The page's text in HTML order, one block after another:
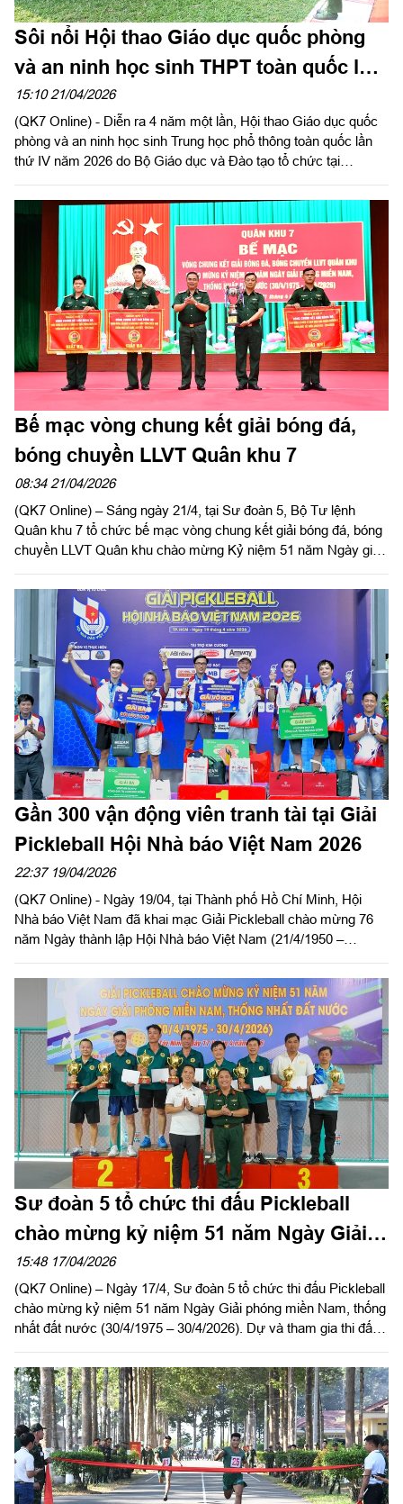
Sôi nổi Hội thao Giáo dục quốc phòng
và an ninh học sinh THPT toàn quốc lần
thứ IV năm 2026
15:10 21/04/2026
(QK7 Online) - Diễn ra 4 năm một lần, Hội thao Giáo dục quốc
phòng và an ninh học sinh Trung học phổ thông toàn quốc lần
thứ IV năm 2026 do Bộ Giáo dục và Đào tạo tổ chức tại
33 đoàn đến từ các tỉnh, thành phố trên cả nước với gần 1000
huấn luyện viên, vận động viên. Đây là dịp để kiểm tra, đánh giá
chất lượng dạy học thực tế môn Giáo dục quốc phòng và an
ninh tại các cơ sở giáo dục, đồng thời phát hiện những tập thể,
cá nhân xuất sắc, góp phần lan tỏa phong trào thi đua học tập,
rèn luyện trong học sinh trên phạm vi cả nước.
Bế mạc vòng chung kết giải bóng đá,
bóng chuyền LLVT Quân khu 7
08:34 21/04/2026
(QK7 Online) – Sáng ngày 21/4, tại Sư đoàn 5, Bộ Tư lệnh
Quân khu 7 tổ chức bế mạc vòng chung kết giải bóng đá, bóng
chuyền LLVT Quân khu chào mừng Kỷ niệm 51 năm Ngày giải
Thiếu tướng Lê Xuân Bình, Phó Tư lệnh, Tham mưu trưởng
Quân khu dự và phát biểu bế mạc. Dự bế mạc có Thủ trưởng
các cơ quan, đơn vị trong LLVT Quân khu 7.
Gần 300 vận động viên tranh tài tại Giải
Pickleball Hội Nhà báo Việt Nam 2026
22:37 19/04/2026
(QK7 Online) - Ngày 19/04, tại Thành phố Hồ Chí Minh, Hội
Nhà báo Việt Nam đã khai mạc Giải Pickleball chào mừng 76
năm Ngày thành lập Hội Nhà báo Việt Nam (21/4/1950 –
hơn 30 cơ quan báo chí Trung ương và địa phương.
Sư đoàn 5 tổ chức thi đấu Pickleball
chào mừng kỷ niệm 51 năm Ngày Giải
phóng miền Nam
15:48 17/04/2026
(QK7 Online) – Ngày 17/4, Sư đoàn 5 tổ chức thi đấu Pickleball
chào mừng kỷ niệm 51 năm Ngày Giải phóng miền Nam, thống
nhất đất nước (30/4/1975 – 30/4/2026). Dự và tham gia thi đấu
Trần Hoàng Giang, Bí thư Đảng ủy, Chính ủy Sư đoàn cùng
lãnh đạo các cơ quan, doanh nghiệp và đơn vị kết nghĩa trên
địa bàn.